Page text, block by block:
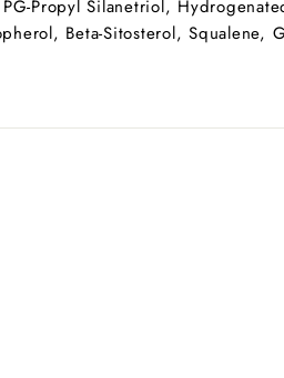
Propyl Silanetriol,
Beta-Sitosterol, Squalene,